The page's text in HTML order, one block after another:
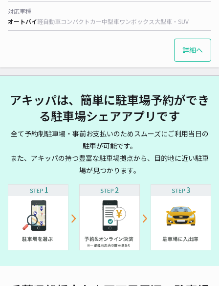
対応車種
オートバイ軽自動車コンパクトカー中型車ワンボックス大型車・SUV
詳細へ
アキッパは、簡単に駐車場予約ができ
る駐車場シェアアプリです
全て予約制駐車場・事前お支払いのためスムーズにご利用当日の
駐車が可能です。
また、アキッパの持つ豊富な駐車場拠点から、目的地に近い駐車
場が見つかります。